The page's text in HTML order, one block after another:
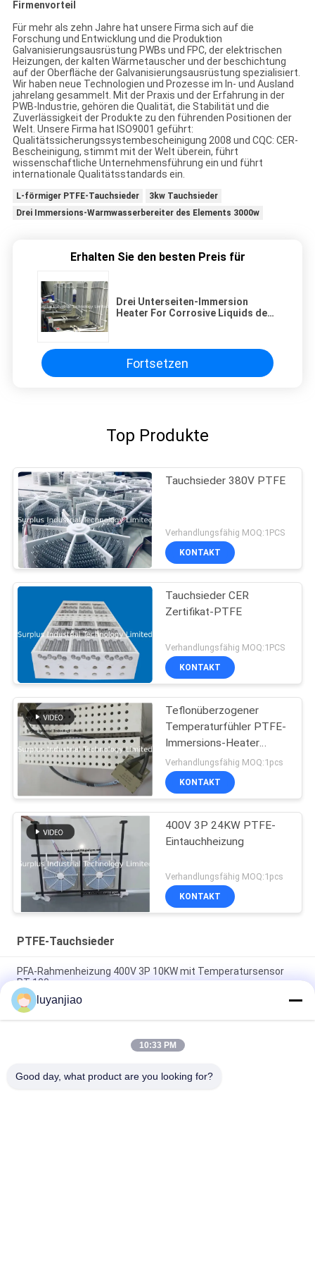
Firmenvorteil
Für mehr als zehn Jahre hat unsere Firma sich auf die
Forschung und Entwicklung und die Produktion
Galvanisierungsausrüstung PWBs und FPC, der elektrischen
Heizungen, der kalten Wärmetauscher und der beschichtung
auf der Oberfläche der Galvanisierungsausrüstung spezialisiert.
Wir haben neue Technologien und Prozesse im In- und Ausland
jahrelang gesammelt. Mit der Praxis und der Erfahrung in der
PWB-Industrie, gehören die Qualität, die Stabilität und die
Zuverlässigkeit der Produkte zu den führenden Positionen der
Welt. Unsere Firma hat ISO9001 geführt:
Qualitätssicherungssystembescheinigung 2008 und CQC: CER-
Bescheinigung, stimmt mit der Welt überein, führt
wissenschaftliche Unternehmensführung ein und führt
internationale Qualitätsstandards ein.
L-förmiger PTFE-Tauchsieder
3kw Tauchsieder
Drei Immersions-Warmwasserbereiter des Elements 3000w
Erhalten Sie den besten Preis für
Drei Unterseiten-Immersion
Heater For Corrosive Liquids des
Fortsetzen
Top Produkte
Tauchsieder 380V PTFE
Verhandlungsfähig MOQ:1PCS
KONTAKT
Tauchsieder CER
Zertifikat-PTFE
Verhandlungsfähig MOQ:1PCS
KONTAKT
Teflonüberzogener
Temperaturfühler PTFE-
Immersions-Heater
Withs PT100
Verhandlungsfähig MOQ:1pcs
KONTAKT
400V 3P 24KW PTFE-
Eintauchheizung
Verhandlungsfähig MOQ:1pcs
KONTAKT
PTFE-Tauchsieder
PFA-Rahmenheizung 400V 3P 10KW mit Temperatursensor
PT-100
230V einphasiges 1.5KW 190x190x40mm PFA/PTFE-
Immersion Heater With PT100
Sechs Element Fluoropolymer-elektrischer Immersions-
luyanjiao
10:33 PM
Good day, what product are you looking for?